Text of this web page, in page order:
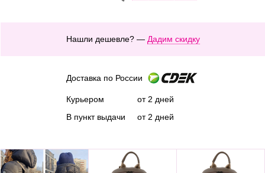
Нашли дешевле? — Дадим скидку
Доставка по России
Курьером
В пункт выдачи
от 2 дней
от 2 дней